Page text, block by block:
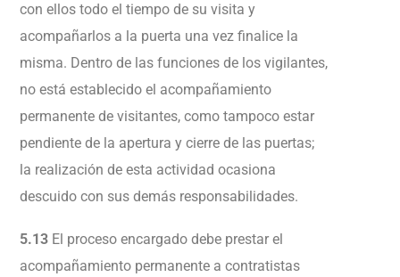
con ellos todo el tiempo de su visita y
acompañarlos a la puerta una vez finalice la
misma. Dentro de las funciones de los vigilantes,
no está establecido el acompañamiento
permanente de visitantes, como tampoco estar
pendiente de la apertura y cierre de las puertas;
la realización de esta actividad ocasiona
descuido con sus demás responsabilidades.
5.13 El proceso encargado debe prestar el
acompañamiento permanente a contratistas